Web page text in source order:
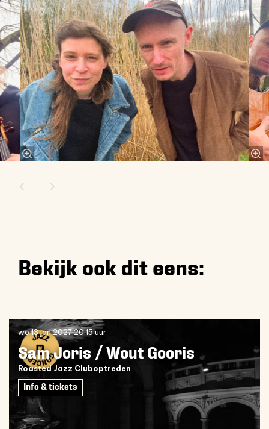
Bekijk ook dit eens:
Sam Joris / Wout Gooris
Roasted Jazz Cluboptreden
wo 13 jan 202720.15 uur
Info & tickets